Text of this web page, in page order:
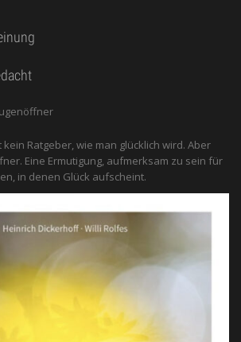
Ratgeber, wie man glücklich wird. Aber
Eine Ermutigung, aufmerksam zu sein für
in denen Glück aufscheint.